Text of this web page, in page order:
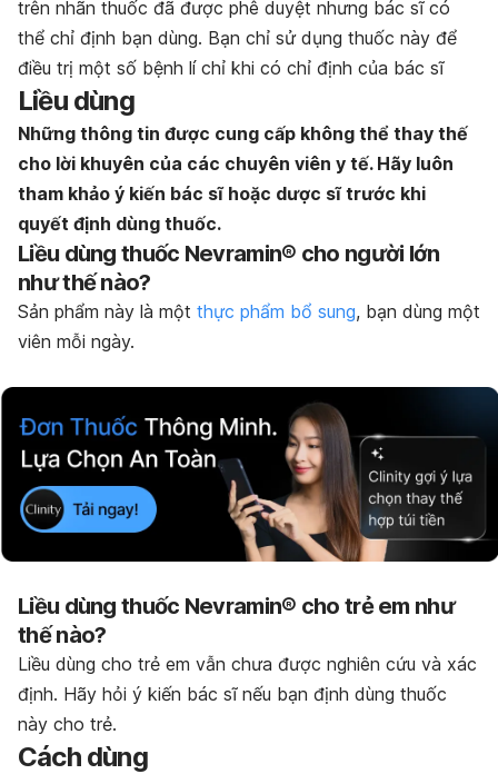
trên nhãn thuốc đã được phê duyệt nhưng bác sĩ có
thể chỉ định bạn dùng. Bạn chỉ sử dụng thuốc này để
điều trị một số bệnh lí chỉ khi có chỉ định của bác sĩ
Liều dùng
Những thông tin được cung cấp không thể thay thế
cho lời khuyên của các chuyên viên y tế. Hãy luôn
tham khảo ý kiến bác sĩ hoặc dược sĩ trước khi
quyết định dùng thuốc.
Liều dùng thuốc Nevramin® cho người lớn
như thế nào?
Sản phẩm này là một thực phẩm bổ sung, bạn dùng một
viên mỗi ngày.
Liều dùng thuốc Nevramin® cho trẻ em như
thế nào?
Liều dùng cho trẻ em vẫn chưa được nghiên cứu và xác
định. Hãy hỏi ý kiến bác sĩ nếu bạn định dùng thuốc
này cho trẻ.
Cách dùng